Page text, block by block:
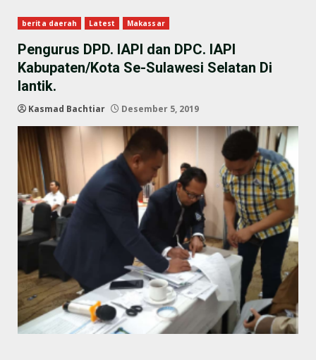
berita daerah Latest Makassar
Pengurus DPD. IAPI dan DPC. IAPI
Kabupaten/Kota Se-Sulawesi Selatan Di
lantik.
Kasmad Bachtiar Desember 5, 2019